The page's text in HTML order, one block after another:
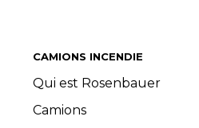
CAMIONS INCENDIE
Qui est Rosenbauer
Camions